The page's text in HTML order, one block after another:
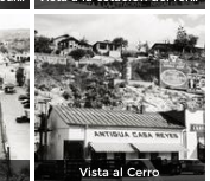
Vista al Cerro